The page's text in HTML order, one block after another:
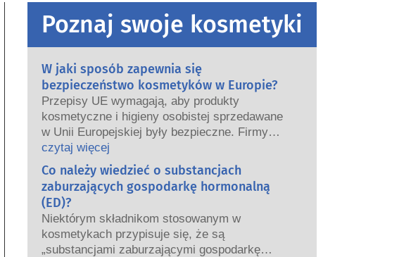
Poznaj swoje kosmetyki
W jaki sposób zapewnia się
bezpieczeństwo kosmetyków w Europie?
Przepisy UE wymagają, aby produkty
kosmetyczne i higieny osobistej sprzedawane
w Unii Europejskiej były bezpieczne. Firmy
oraz krajowe i europejskie organy regulacyjne
wspólnie ponoszą odpowiedzialność za
bezpieczeństwo produktów kosmetycznych.
czytaj więcej
Co należy wiedzieć o substancjach
zaburzających gospodarkę hormonalną
(ED)?
Niektórym składnikom stosowanym w
kosmetykach przypisuje się, że są
„substancjami zaburzającymi gospodarkę